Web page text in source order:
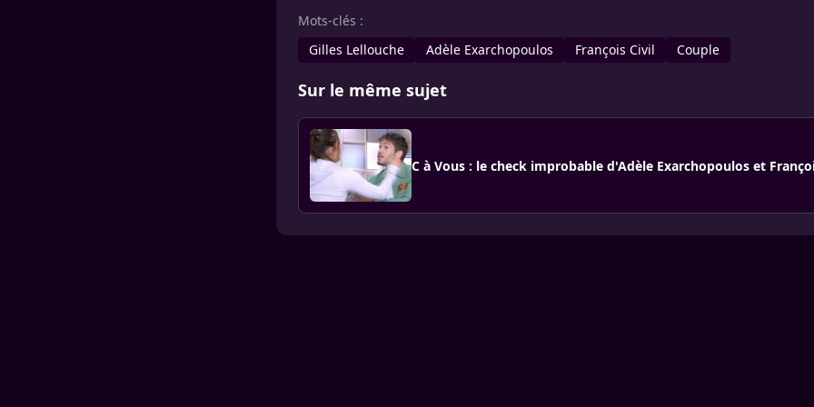
Mots-clés :
Gilles Lellouche
Adèle Exarchopoulos François Civil Couple
Sur le même sujet
C à Vous : le check improbable d'Adèle Exarchopoulos et